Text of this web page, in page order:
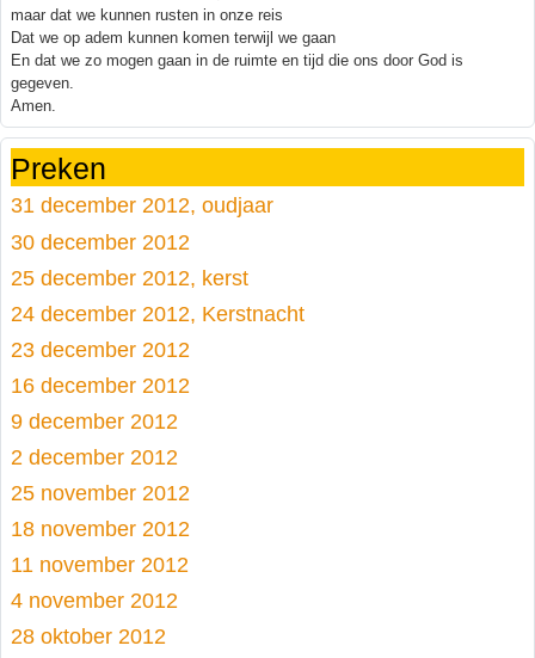
maar dat we kunnen rusten in onze reis
Dat we op adem kunnen komen terwijl we gaan
En dat we zo mogen gaan in de ruimte en tijd die ons door God is
gegeven.
Amen.
Preken
31 december 2012, oudjaar
30 december 2012
25 december 2012, kerst
24 december 2012, Kerstnacht
23 december 2012
16 december 2012
9 december 2012
2 december 2012
25 november 2012
18 november 2012
11 november 2012
4 november 2012
28 oktober 2012